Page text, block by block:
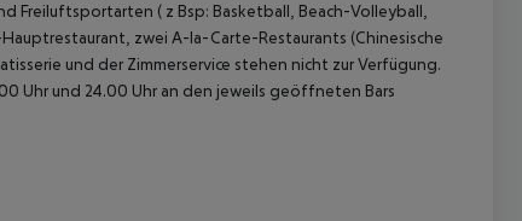
Freiluftsportarten ( z Bsp: Basketball, Beach-Volleyball,
zwei A-la-Carte-Restaurants (Chinesische
und der Zimmerservice stehen nicht zur Verfügung.
Uhr und 24.00 Uhr an den jeweils geöffneten Bars